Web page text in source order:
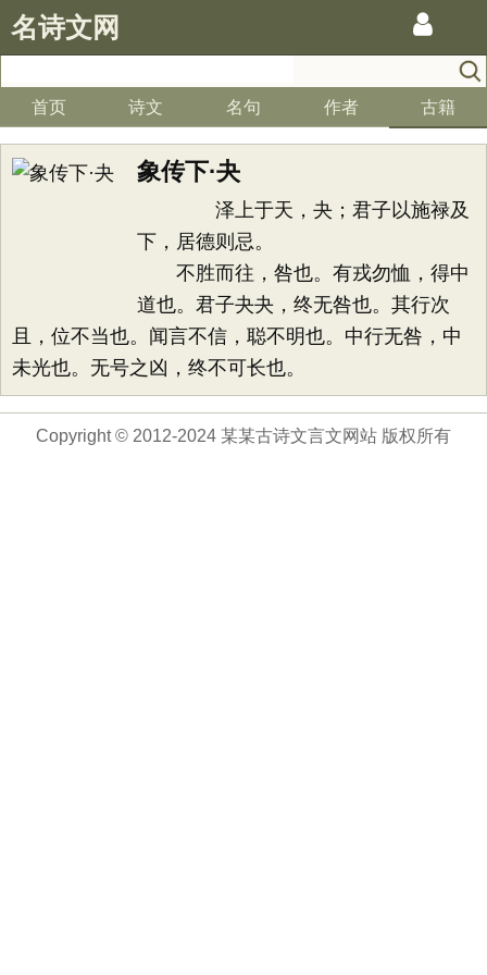
名诗文网
首页 诗文 名句 作者 古籍
象传下·夬
泽上于天，夬；君子以施禄及
下，居德则忌。
不胜而往，咎也。有戎勿恤，得中
道也。君子夬夬，终无咎也。其行次
且，位不当也。闻言不信，聪不明也。中行无咎，中
未光也。无号之凶，终不可长也。
Copyright © 2012-2024 某某古诗文言文网站 版权所有